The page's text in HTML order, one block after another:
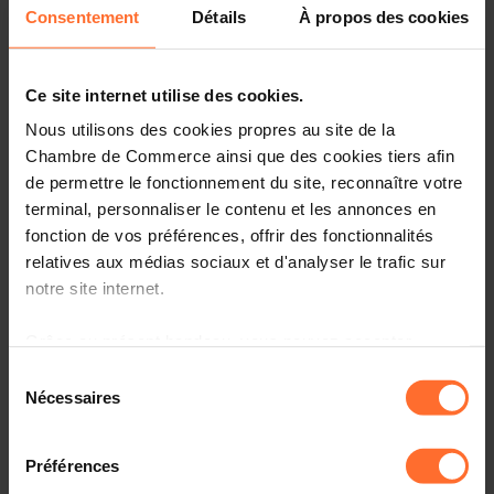
Consentement Détails À propos des cookies
Ce site internet utilise des cookies.
Nous utilisons des cookies propres au site de la
Chambre de Commerce ainsi que des cookies tiers afin
de permettre le fonctionnement du site, reconnaître votre
terminal, personnaliser le contenu et les annonces en
fonction de vos préférences, offrir des fonctionnalités
relatives aux médias sociaux et d'analyser le trafic sur
notre site internet.
à l’exception des cookies strictement nécessaires au
fonctionnement du site. Une description des différents
cookies est accessible sous l’onglet « Détails » ci-
dessus.
Nécessaires
Préférences
Vous êtes un créateur d’entreprise ? Vous souhaitez nous
rencontrer à notre hub de Mondorf?
Rejoignez-nous pour un atelier d’1h15, qui sera axé sur la
validation de son envie d’entreprendre et sur la
compréhension de la réalité et de la logique d’un
entrepreneur, en plus de donner un bref aperçu du
parcours réglementaire d’un futur entrepreneur, ainsi que
Les mauvaises raisons d’entreprendre
Les peurs récurrentes des nouveaux entrepreneurs
Créer une entreprise sans être un super-héros, mais en